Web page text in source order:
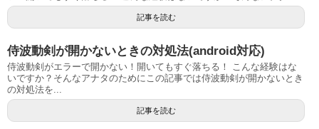
記事を読む
侍波動剣が開かないときの対処法(android対応)
侍波動剣がエラーで開かない！開いてもすぐ落ちる！ こんな経験はな
いですか？そんなアナタのためにこの記事では侍波動剣が開かないとき
の対処法を...
記事を読む